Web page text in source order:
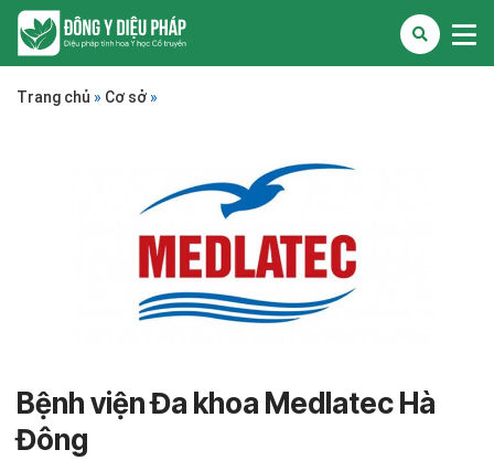
Trang chủ » Cơ sở »
Bệnh viện Đa khoa Medlatec Hà
Đông